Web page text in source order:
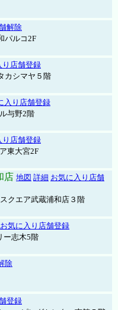
解除
パルコ2F
り店舗登録
カシマヤ５階
入り店舗登録
与野2階
り店舗登録
東大宮2F
店 地図 詳細 お気に入り店舗
クエア武蔵浦和店３階
お気に入り店舗登録
ー志木5階
除
登録